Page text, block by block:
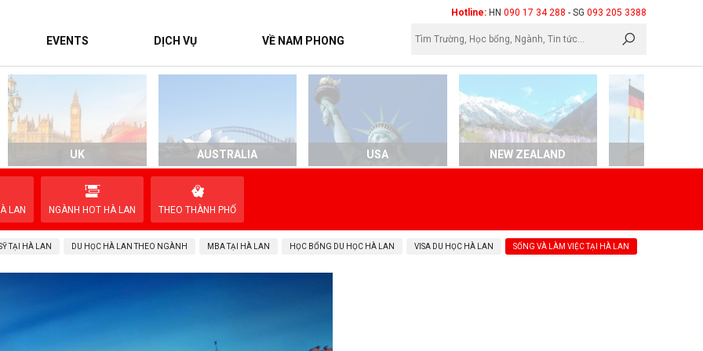
Hotline: HN 090 17 34 288 - SG 093 205 3388
EVENTS DỊCH VỤ VỀ NAM PHONG
UK AUSTRALIA USA NEW ZEALAND
LAN NGÀNH HOT HÀ LAN THEO THÀNH PHỐ
TẠI HÀ LAN DU HỌC HÀ LAN THEO NGÀNH MBA TẠI HÀ LAN HỌC BỔNG DU HỌC HÀ LAN VISA DU HỌC HÀ LAN SỐNG VÀ LÀM VIỆC TẠI HÀ LAN